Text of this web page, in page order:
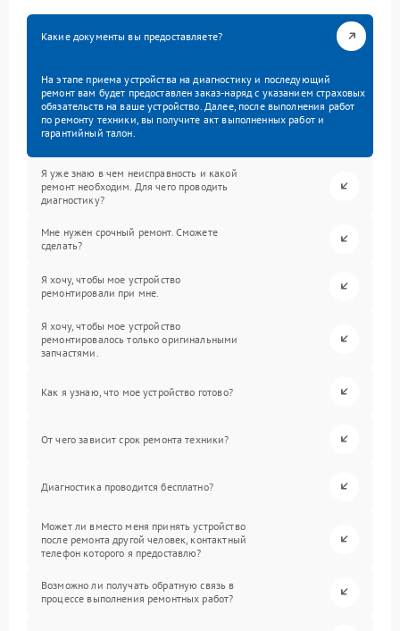
Какие документы вы предоставляете?
На этапе приема устройства на диагностику и последующий
ремонт вам будет предоставлен заказ-наряд с указанием страховых
обязательств на ваше устройство. Далее, после выполнения работ
по ремонту техники, вы получите акт выполненных работ и
гарантийный талон.
Я уже знаю в чем неисправность и какой
ремонт необходим. Для чего проводить
диагностику?
Мне нужен срочный ремонт. Сможете
сделать?
Я хочу, чтобы мое устройство
ремонтировали при мне.
Я хочу, чтобы мое устройство
ремонтировалось только оригинальными
запчастями.
Как я узнаю, что мое устройство готово?
От чего зависит срок ремонта техники?
Диагностика проводится бесплатно?
Может ли вместо меня принять устройство
после ремонта другой человек, контактный
телефон которого я предоставлю?
Возможно ли получать обратную связь в
процессе выполнения ремонтных работ?